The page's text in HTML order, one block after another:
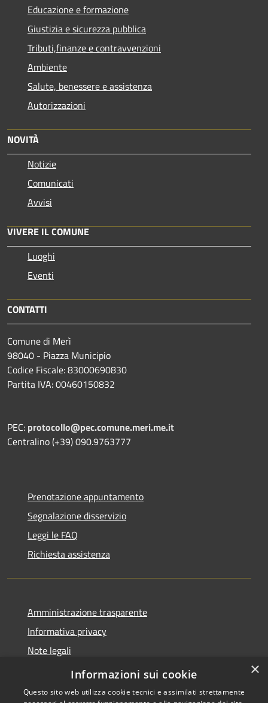
Educazione e formazione
Giustizia e sicurezza pubblica
Tributi,finanze e contravvenzioni
Ambiente
Salute, benessere e assistenza
Autorizzazioni
NOVITÀ
Notizie
Comunicati
Avvisi
VIVERE IL COMUNE
Luoghi
Eventi
CONTATTI
Comune di Merì
98040 - Piazza Municipio
Codice Fiscale: 83000690830
Partita IVA: 00460150832
PEC: protocollo@pec.comune.meri.me.it
Centralino (+39) 090.9763777
Prenotazione appuntamento
Segnalazione disservizio
Leggi le FAQ
Richiesta assistenza
Amministrazione trasparente
Informativa privacy
Note legali
Dichiarazione di accessibilità
×
Informazioni sui cookie
Questo sito web utilizza cookie tecnici e assimilati strettamente